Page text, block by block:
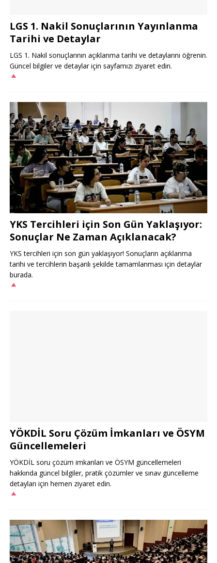
LGS 1. Nakil Sonuçlarının Yayınlanma
Tarihi ve Detaylar
LGS 1. Nakil sonuçlarının açıklanma tarihi ve detaylarını öğrenin.
Güncel bilgiler ve detaylar için sayfamızı ziyaret edin.
YKS Tercihleri için Son Gün Yaklaşıyor:
Sonuçlar Ne Zaman Açıklanacak?
YKS tercihleri için son gün yaklaşıyor! Sonuçların açıklanma
tarihi ve tercihlerin başarılı şekilde tamamlanması için detaylar
burada.
YÖKDİL Soru Çözüm İmkanları ve ÖSYM
Güncellemeleri
YÖKDİL soru çözüm imkanları ve ÖSYM güncellemeleri
hakkında güncel bilgiler, pratik çözümler ve sınav güncelleme
detayları için hemen ziyaret edin.